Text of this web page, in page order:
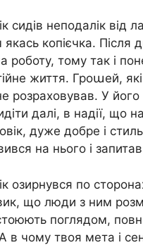
сидів неподалік від
копієчка. Після
роботу, тому так і
життя. Гроաей,
розраховував. У
далі, в надії, що
дуже добре і
на нього і
озирнувся по
що люди з ним
поглядом,
в чому твоя мета і